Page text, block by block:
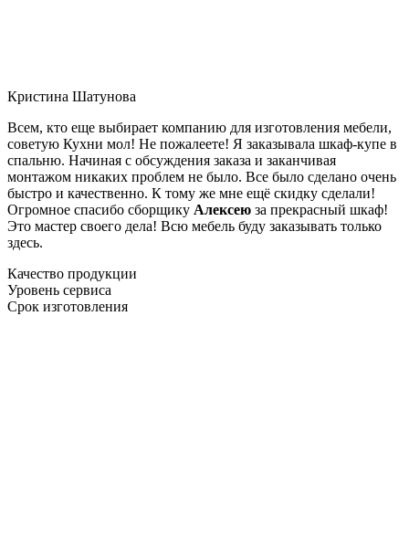
Кристина Шатунова
Всем, кто еще выбирает компанию для изготовления мебели,
советую Кухни мол! Не пожалеете! Я заказывала шкаф-купе в
спальню. Начиная с обсуждения заказа и заканчивая
монтажом никаких проблем не было. Все было сделано очень
быстро и качественно. К тому же мне ещё скидку сделали!
Огромное спасибо сборщику Алексею за прекрасный шкаф!
Это мастер своего дела! Всю мебель буду заказывать только
здесь.
Качество продукции
Уровень сервиса
Срок изготовления